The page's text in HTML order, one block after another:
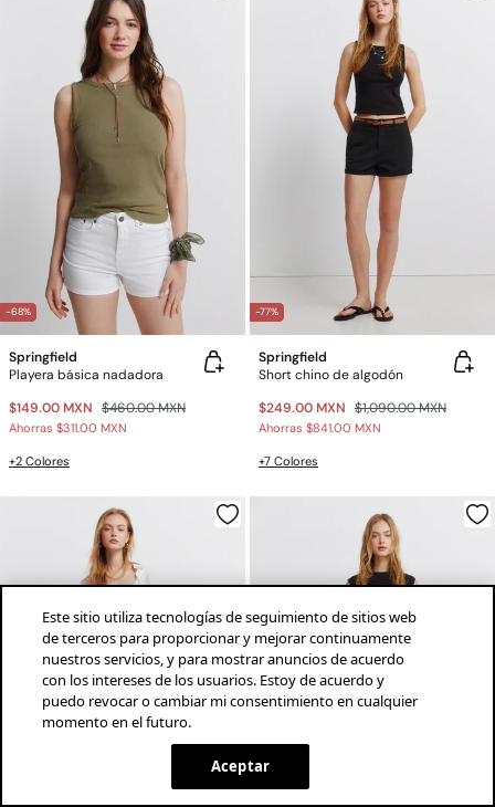
-68%
Springfield
Playera básica nadadora
$149.00 MXN $460.00 MXN
Ahorras $311.00 MXN
+2 Colores
-77%
Springfield
Short chino de algodón
$249.00 MXN $1,090.00 MXN
Ahorras $841.00 MXN
+7 Colores
¡descarga la app!
Este sitio utiliza tecnologías de seguimiento de sitios web
de terceros para proporcionar y mejorar continuamente
nuestros servicios, y para mostrar anuncios de acuerdo
con los intereses de los usuarios. Estoy de acuerdo y
puedo revocar o cambiar mi consentimiento en cualquier
momento en el futuro.
Aceptar